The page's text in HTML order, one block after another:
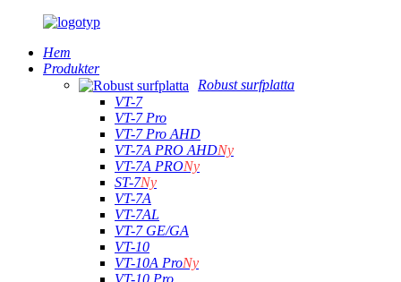
Hem
Produkter
Robust surfplatta
VT-7
VT-7 Pro
VT-7 Pro AHD
VT-7A PRO AHDNy
VT-7A PRONy
ST-7Ny
VT-7A
VT-7AL
VT-7 GE/GA
VT-10
VT-10A ProNy